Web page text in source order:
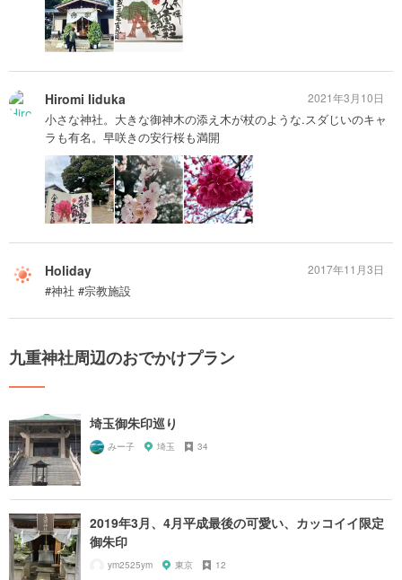
Hiromi Iiduka
小さな神社。大きな御神木の添え木が杖のような.スダじいのキャ
ラも有名。早咲きの安行桜も満開
2021年3月10日
Holiday
#神社 #宗教施設
2017年11月3日
九重神社周辺のおでかけプラン
埼玉御朱印巡り
みー子 埼玉 34
2019年3月、4月平成最後の可愛い、カッコイイ限定
御朱印
ym2525ym 東京 12